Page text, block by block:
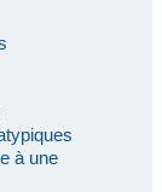
à une